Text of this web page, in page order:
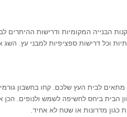
הבנייה המקומיות ודרישות ההיתרים
וכל דרישות ספציפיות למבני עץ.
מתאים לבית העץ שלכם. קחו בחשבון
הבית ביחס לחשיפה לשמש ולנופים. הכן
כגון מדרונות או שטח לא אחיד.